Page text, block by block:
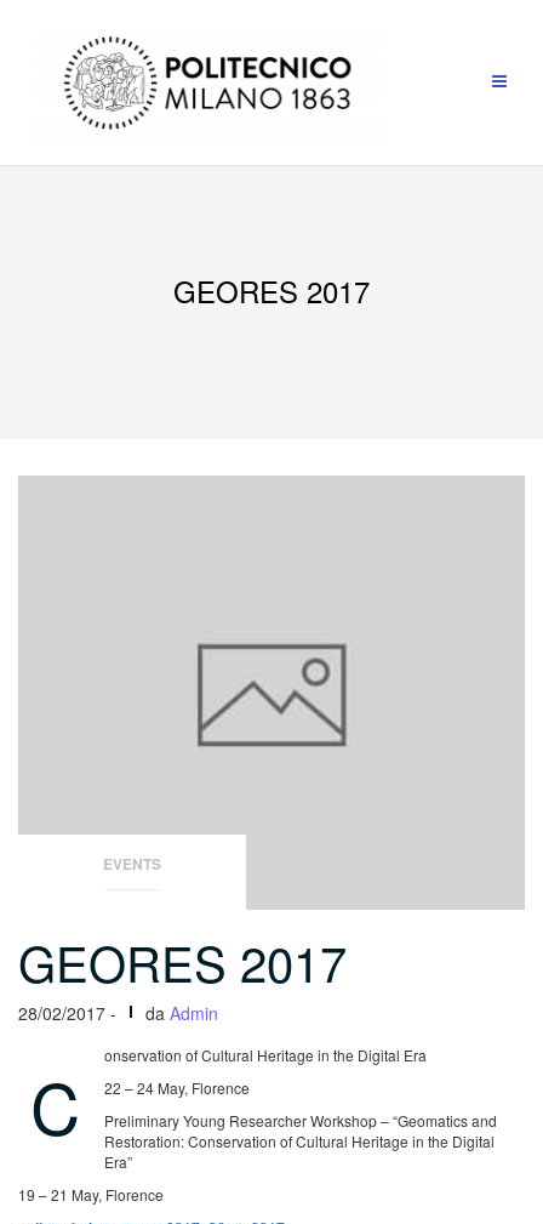
contenuto
GEORES 2017
EVENTS
GEORES 2017
28/02/2017 - da Admin
C
onservation of Cultural Heritage in the Digital Era
22 – 24 May, Florence
Preliminary Young Researcher Workshop – “Geomatics and
Restoration: Conservation of Cultural Heritage in the Digital
Era”
19 – 21 May, Florence